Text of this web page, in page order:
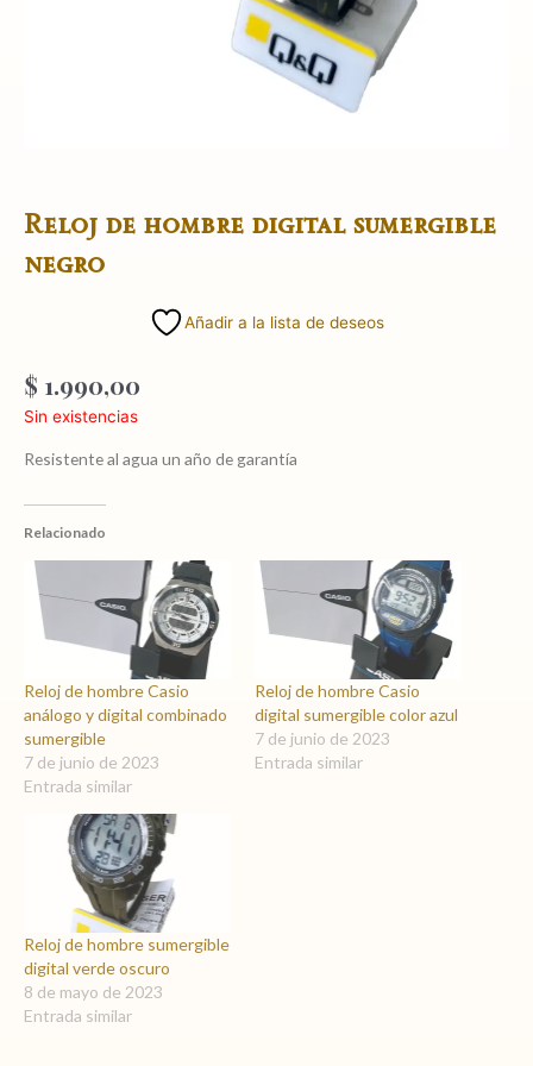
Reloj de hombre digital sumergible
negro
Añadir a la lista de deseos
$ 1.990,00
Sin existencias
Resistente al agua un año de garantía
Relacionado
Reloj de hombre Casio
análogo y digital combinado
sumergible
7 de junio de 2023
Entrada similar
Reloj de hombre Casio
digital sumergible color azul
7 de junio de 2023
Entrada similar
Reloj de hombre sumergible
digital verde oscuro
8 de mayo de 2023
Entrada similar